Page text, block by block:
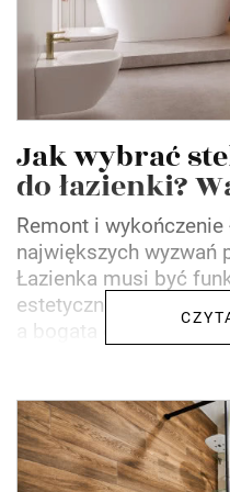
Jak wybrać
do łazienki?
Remont i wykończenie
największych wyzwań
Łazienka musi być
estetyczna i zgodna z
a bogata oferta...